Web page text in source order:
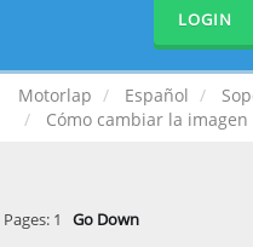
LOGIN
Motorlap Español
Cómo cambiar la
Pages: 1 Go Down